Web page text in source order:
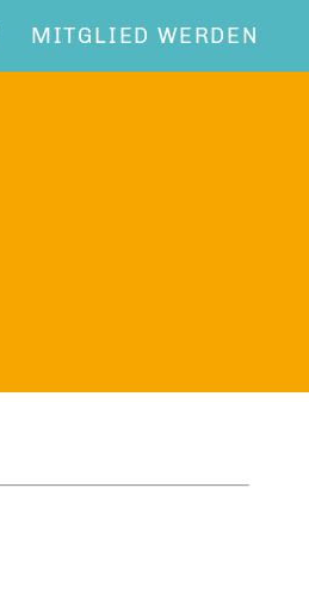
MITGLIED WERDEN